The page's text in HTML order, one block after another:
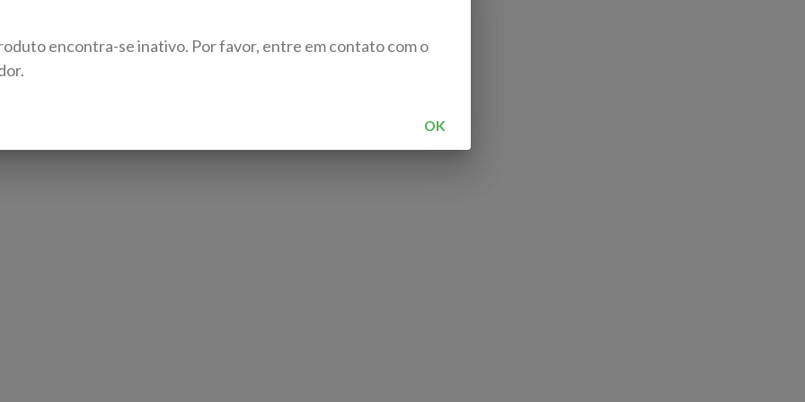
encontra-se inativo. Por favor, entre em contato com o
OK